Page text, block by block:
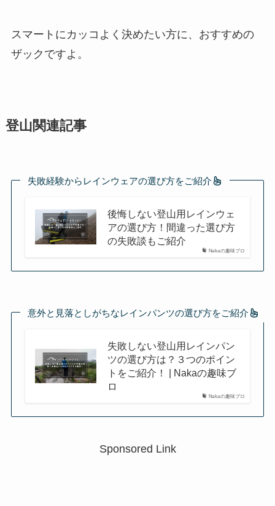
スマートにカッコよく決めたい方に、おすすめの
ザックですよ。
登山関連記事
失敗経験からレインウェアの選び方をご紹介
Nakaの趣味ブロ
後悔しない登山用レインウェ
アの選び方！間違った選び方
の失敗談もご紹介
意外と見落としがちなレインパンツの選び方をご紹介
Nakaの趣味ブロ
失敗しない登山用レインパン
ツの選び方は？３つのポイン
トをご紹介！ | Nakaの趣味ブ
ロ
Sponsored Link